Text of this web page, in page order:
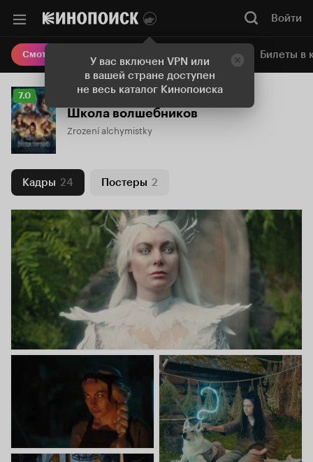
У вас включен VPN или
в вашей стране доступен
не весь каталог Кинопоиска
Войти
Смотреть кино Онлайн-кинотеатр Билеты в
Рейтинг
Кинопоиска
7.0
7.0
Школа волшебников
Zrození alchymistky
Кадры 24 Постеры 2